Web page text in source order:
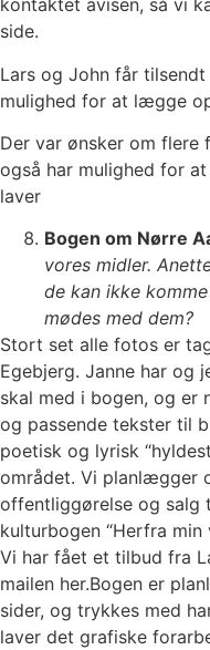
kontaktet avisen, så vi
side.
Lars og John får
mulighed for at lægge
Der var ønsker om flere
også har mulighed for
laver
Bogen om Nørre
vores midler.
de kan ikke
mødes med dem?
Stort set alle fotos er
Egebjerg. Janne har og
skal med i bogen, og er
og passende tekster til
poetisk og lyrisk
området. Vi planlægger
offentliggørelse og salg
kulturbogen “Herfra
Vi har fået et tilbud fra
mailen her.Bogen er
sider, og trykkes med
laver det grafiske